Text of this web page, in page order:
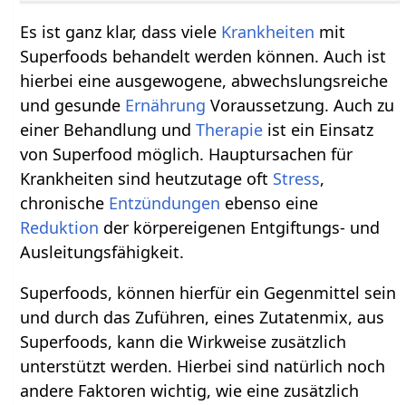
Es ist ganz klar, dass viele Krankheiten mit
Superfoods behandelt werden können. Auch ist
hierbei eine ausgewogene, abwechslungsreiche
und gesunde Ernährung Voraussetzung. Auch zu
einer Behandlung undTherapie ist ein Einsatz
von Superfood möglich. Hauptursachen für
Krankheiten sind heutzutage oft Stress,
chronische Entzündungen ebenso eine
Reduktion der körpereigenen Entgiftungs- und
Ausleitungsfähigkeit.
Superfoods, können hierfür ein Gegenmittel sein
und durch das Zuführen, eines Zutatenmix, aus
Superfoods, kann die Wirkweise zusätzlich
unterstützt werden. Hierbei sind natürlich noch
andere Faktoren wichtig, wie eine zusätzlich